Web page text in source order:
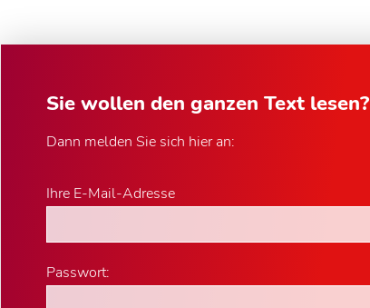
Sie wollen den ganzen Text lesen?
Dann melden Sie sich hier an:
Ihre E-Mail-Adresse
Passwort: